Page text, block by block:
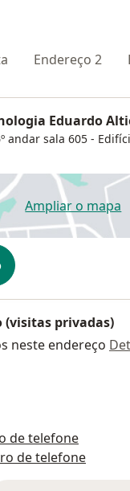
Endereço 2
Eduardo
andar sala 605 -
Ampliar o mapa
abre
(visitas privadas)
neste endereço
de telefone
de telefone